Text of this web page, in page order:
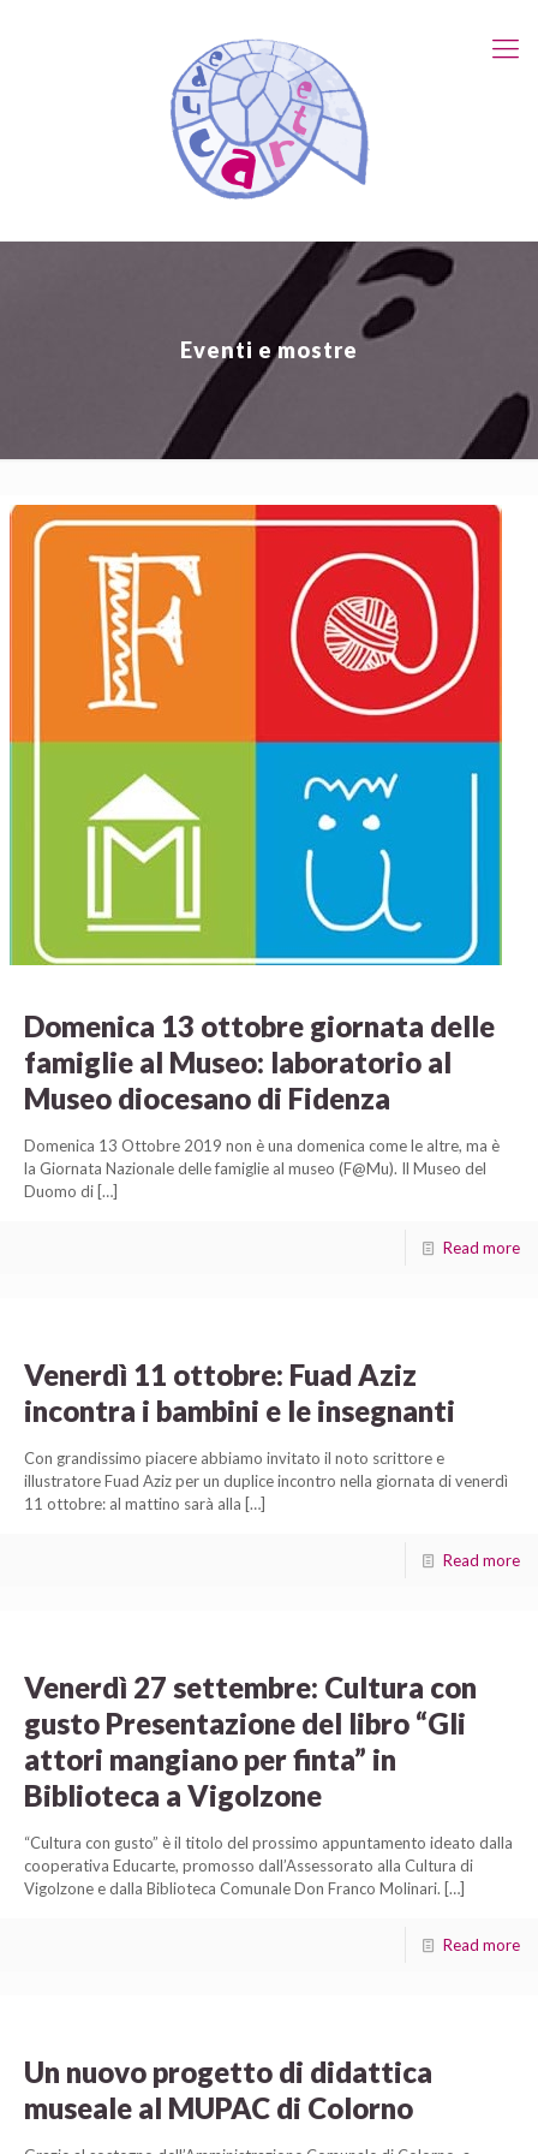
Eventi e mostre
Domenica 13 ottobre giornata delle
famiglie al Museo: laboratorio al
Museo diocesano di Fidenza
Domenica 13 Ottobre 2019 non è una domenica come le altre, ma è
la Giornata Nazionale delle famiglie al museo (F@Mu). Il Museo del
Duomo di […]
Read more
Venerdì 11 ottobre: Fuad Aziz
incontra i bambini e le insegnanti
Con grandissimo piacere abbiamo invitato il noto scrittore e
illustratore Fuad Aziz per un duplice incontro nella giornata di venerdì
11 ottobre: al mattino sarà alla […]
Read more
Venerdì 27 settembre: Cultura con
gusto Presentazione del libro “Gli
attori mangiano per finta” in
Biblioteca a Vigolzone
“Cultura con gusto” è il titolo del prossimo appuntamento ideato dalla
cooperativa Educarte, promosso dall’Assessorato alla Cultura di
Vigolzone e dalla Biblioteca Comunale Don Franco Molinari. […]
Read more
Un nuovo progetto di didattica
museale al MUPAC di Colorno